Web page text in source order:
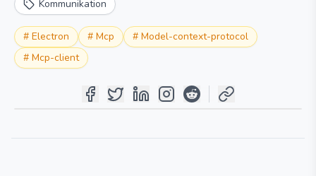
Kommunikation
# Electron # Mcp # Model-context-protocol
# Mcp-client